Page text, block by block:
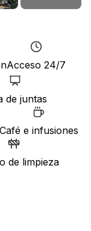
Acceso 24/7
de juntas
Café e infusiones
de limpieza